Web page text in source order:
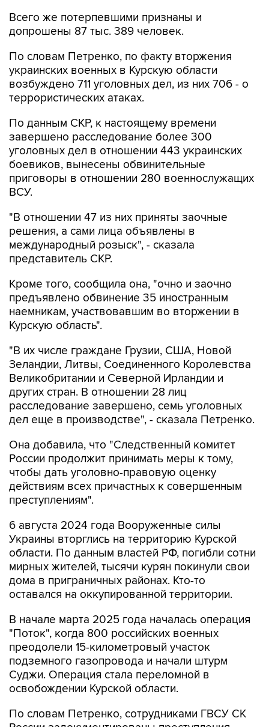
Всего же потерпевшими признаны и
допрошены 87 тыс. 389 человек.
По словам Петренко, по факту вторжения
украинских военных в Курскую области
возбуждено 711 уголовных дел, из них 706 - о
террористических атаках.
По данным СКР, к настоящему времени
завершено расследование более 300
уголовных дел в отношении 443 украинских
боевиков, вынесены обвинительные
приговоры в отношении 280 военнослужащих
ВСУ.
"В отношении 47 из них приняты заочные
решения, а сами лица объявлены в
международный розыск", - сказала
представитель СКР.
Кроме того, сообщила она, "очно и заочно
предъявлено обвинение 35 иностранным
наемникам, участвовавшим во вторжении в
Курскую область".
"В их числе граждане Грузии, США, Новой
Зеландии, Литвы, Соединенного Королевства
Великобритании и Северной Ирландии и
других стран. В отношении 28 лиц
расследование завершено, семь уголовных
дел еще в производстве", - сказала Петренко.
Она добавила, что "Cледственный комитет
России продолжит принимать меры к тому,
чтобы дать уголовно-правовую оценку
действиям всех причастных к совершенным
преступлениям".
6 августа 2024 года Вооруженные силы
Украины вторглись на территорию Курской
области. По данным властей РФ, погибли сотни
мирных жителей, тысячи курян покинули свои
дома в приграничных районах. Кто-то
оставался на оккупированной территории.
В начале марта 2025 года началась операция
"Поток", когда 800 российских военных
преодолели 15-километровый участок
подземного газопровода и начали штурм
Суджи. Операция стала переломной в
освобождении Курской области.
По словам Петренко, сотрудниками ГВСУ СК